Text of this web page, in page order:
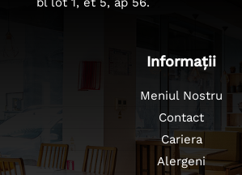
Informații
Meniul Nostru
Contact
Cariera
Alergeni